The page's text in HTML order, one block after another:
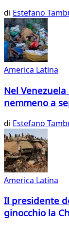
di Estefano
America Latina
Nel
nemmeno a
di Estefano
America Latina
Il presidente
ginocchio la